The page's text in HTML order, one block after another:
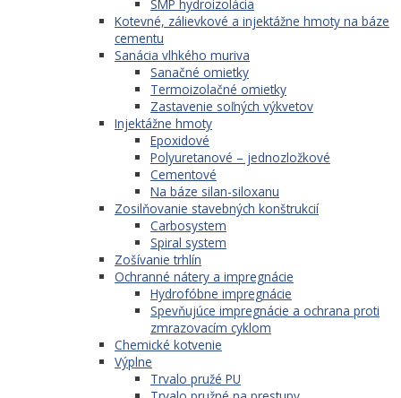
SMP hydroizolácia
Kotevné, zálievkové a injektážne hmoty na báze
cementu
Sanácia vlhkého muriva
Sanačné omietky
Termoizolačné omietky
Zastavenie soľných výkvetov
Injektážne hmoty
Epoxidové
Polyuretanové – jednozložkové
Cementové
Na báze silan-siloxanu
Zosilňovanie stavebných konštrukcií
Carbosystem
Spiral system
Zošívanie trhlín
Ochranné nátery a impregnácie
Hydrofóbne impregnácie
Spevňujúce impregnácie a ochrana proti
zmrazovacím cyklom
Chemické kotvenie
Výplne
Trvalo pružé PU